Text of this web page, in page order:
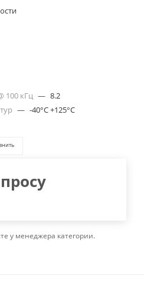
100 кГц — 8.2
— -40°C +125°C
у менеджера категории.